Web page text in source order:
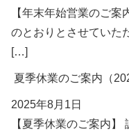
【年末年始営業のご
のとおりとさせていた
[…]
夏季休業のご案内（
2025年8月1日
【夏季休業のご案内